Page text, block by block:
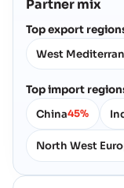
Partner mix
Top export
West
Top import
China45%
North West